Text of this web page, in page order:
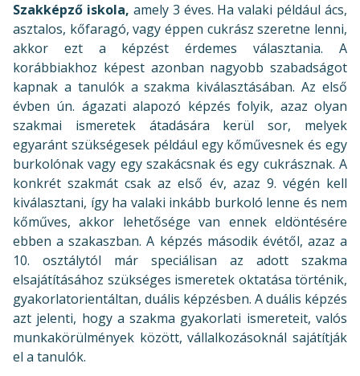
Szakképző iskola, amely 3 éves. Ha valaki például ács,
asztalos, kőfaragó, vagy éppen cukrász szeretne lenni,
akkor ezt a képzést érdemes választania. A
korábbiakhoz képest azonban nagyobb szabadságot
kapnak a tanulók a szakma kiválasztásában. Az első
évben ún. ágazati alapozó képzés folyik, azaz olyan
szakmai ismeretek átadására kerül sor, melyek
egyaránt szükségesek például egy kőművesnek és egy
burkolónak vagy egy szakácsnak és egy cukrásznak. A
konkrét szakmát csak az első év, azaz 9. végén kell
kiválasztani, így ha valaki inkább burkoló lenne és nem
kőműves, akkor lehetősége van ennek eldöntésére
ebben a szakaszban. A képzés második évétől, azaz a
10. osztálytól már speciálisan az adott szakma
elsajátításához szükséges ismeretek oktatása történik,
gyakorlatorientáltan, duális képzésben. A duális képzés
azt jelenti, hogy a szakma gyakorlati ismereteit, valós
munkakörülmények között, vállalkozásoknál sajátítják
el a tanulók.